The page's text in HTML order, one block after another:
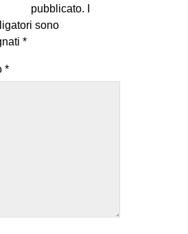
pubblicato.
sono
*
*